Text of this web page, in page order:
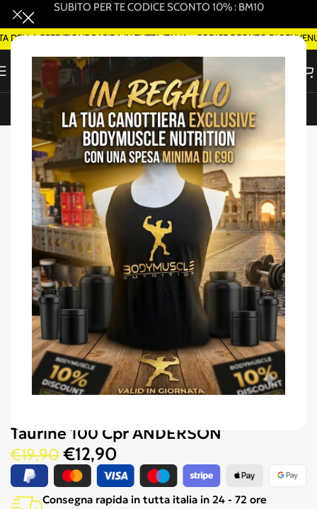
SUBITO PER TE CODICE SCONTO 10% : BM10
SPEDIZIONE RAPIDA IN TUTTA ITALIA - CODICE SCONTO DI
ORDINA SMART DELIVERY SU WHATSAPP (ROMA)
Home/ Amminoacidi EAA/BCAA
-35%
Taurine 100 Cpr ANDERSON
€19,90 €12,90
Consegna rapida in tutta italia in 24 - 72 ore